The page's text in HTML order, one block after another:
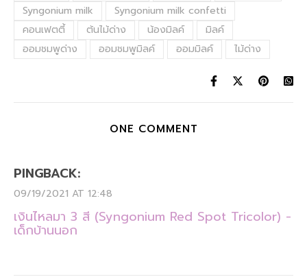
Syngonium milk
Syngonium milk confetti
คอนเฟตตี้
ต้นไม้ด่าง น้องมิลค์
มิลค์
ออมชมพูด่าง
ออมชมพูมิลค์ ออมมิลค์ ไม้ด่าง
ONE COMMENT
PINGBACK:
09/19/2021 AT 12:48
เงินไหลมา 3 สี (Syngonium Red Spot Tricolor) -
เด็กบ้านนอก